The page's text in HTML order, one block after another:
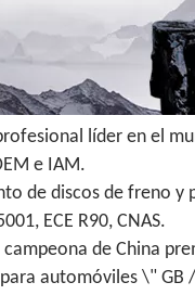
líder en el
e IAM.
de discos de freno
ECE R90, CNAS.
de China
automóviles \"